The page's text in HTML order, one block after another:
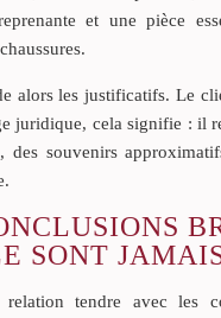
et une pièce
alors les justificatifs. Le
juridique, cela signifie : il
des souvenirs
SONT
relation tendre avec les